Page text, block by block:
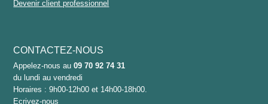
Devenir client professionnel
CONTACTEZ-NOUS
Appelez-nous au09 70 92 74 31
du lundi au vendredi
Horaires : 9h00-12h00 et 14h00-18h00.
Ecrivez-nous